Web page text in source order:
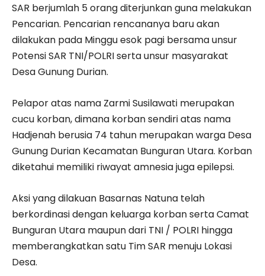
SAR berjumlah 5 orang diterjunkan guna melakukan
Pencarian. Pencarian rencananya baru akan
dilakukan pada Minggu esok pagi bersama unsur
Potensi SAR TNI/POLRI serta unsur masyarakat
Desa Gunung Durian.
Pelapor atas nama Zarmi Susilawati merupakan
cucu korban, dimana korban sendiri atas nama
Hadjenah berusia 74 tahun merupakan warga Desa
Gunung Durian Kecamatan Bunguran Utara. Korban
diketahui memiliki riwayat amnesia juga epilepsi.
Aksi yang dilakuan Basarnas Natuna telah
berkordinasi dengan keluarga korban serta Camat
Bunguran Utara maupun dari TNI / POLRI hingga
memberangkatkan satu Tim SAR menuju Lokasi
Desa.